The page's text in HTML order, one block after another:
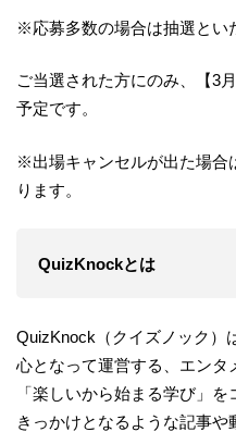
※応募多数の場合は抽選とい
ご当選された方にのみ、【3
予定です。
※出場キャンセルが出た場合
ります。
QuizKnockとは
QuizKnock（クイズノック）
心となって運営する、エンタ
「楽しいから始まる学び」
きっかけとなるような記事や